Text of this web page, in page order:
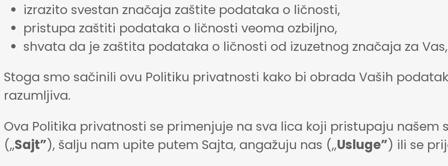
izrazito svestan značaja zaštite podataka o ličnosti,
pristupa zaštiti podataka o ličnosti veoma ozbiljno,
shvata da je zaštita podataka o ličnosti od izuzetnog značaja za Vas,
Stoga smo sačinili ovu Politiku privatnosti kako bi obrada Vaših
razumljiva.
Ova Politika privatnosti se primenjuje na sva lica koji pristupaju našem
(,,Sajt”), šalju nam upite putem Sajta, angažuju nas (,,Usluge”) ili se